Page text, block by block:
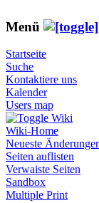
Menü
Startseite
Suche
Kontaktiere uns
Kalender
Users map
Wiki
Wiki-Home
Neueste
Seiten auflisten
Verwaiste Seiten
Sandbox
Multiple Print